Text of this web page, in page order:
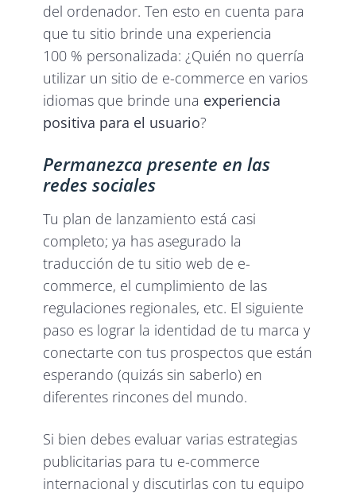
del ordenador. Ten esto en cuenta para
que tu sitio brinde una experiencia
100 % personalizada: ¿Quién no querría
utilizar un sitio de e-commerce en varios
idiomas que brinde una experiencia
positiva para el usuario?
Permanezca presente en las
redes sociales
Tu plan de lanzamiento está casi
completo; ya has asegurado la
traducción de tu sitio web de e-
commerce, el cumplimiento de las
regulaciones regionales, etc. El siguiente
paso es lograr la identidad de tu marca y
conectarte con tus prospectos que están
esperando (quizás sin saberlo) en
diferentes rincones del mundo.
Si bien debes evaluar varias estrategias
publicitarias para tu e-commerce
internacional y discutirlas con tu equipo